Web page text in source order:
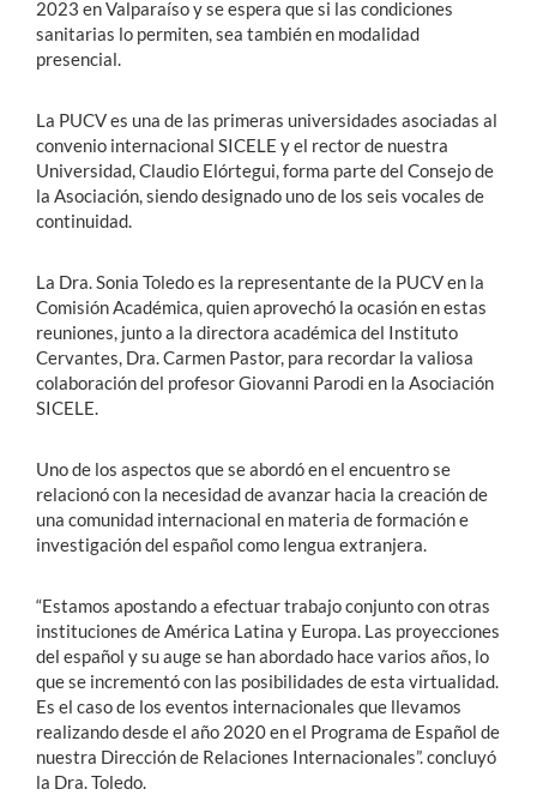
2023 en Valparaíso y se espera que si las condiciones
sanitarias lo permiten, sea también en modalidad
presencial.
La PUCV es una de las primeras universidades asociadas al
convenio internacional SICELE y el rector de nuestra
Universidad, Claudio Elórtegui, forma parte del Consejo de
la Asociación, siendo designado uno de los seis vocales de
continuidad.
La Dra. Sonia Toledo es la representante de la PUCV en la
Comisión Académica, quien aprovechó la ocasión en estas
reuniones, junto a la directora académica del Instituto
Cervantes, Dra. Carmen Pastor, para recordar la valiosa
colaboración del profesor Giovanni Parodi en la Asociación
SICELE.
Uno de los aspectos que se abordó en el encuentro se
relacionó con la necesidad de avanzar hacia la creación de
una comunidad internacional en materia de formación e
investigación del español como lengua extranjera.
“Estamos apostando a efectuar trabajo conjunto con otras
instituciones de América Latina y Europa. Las proyecciones
del español y su auge se han abordado hace varios años, lo
que se incrementó con las posibilidades de esta virtualidad.
Es el caso de los eventos internacionales que llevamos
realizando desde el año 2020 en el Programa de Español de
nuestra Dirección de Relaciones Internacionales”. concluyó
la Dra. Toledo.